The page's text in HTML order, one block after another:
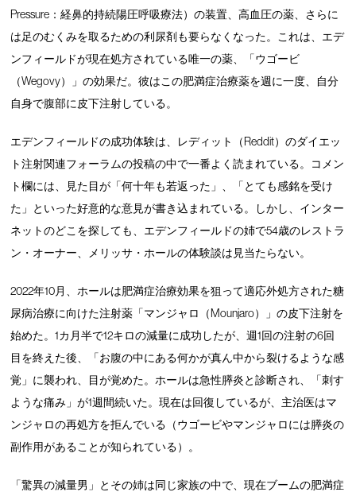
Pressure：経鼻的持続陽圧呼吸療法）の装置、高血圧の薬、さらに
は足のむくみを取るための利尿剤も要らなくなった。これは、エデ
ンフィールドが現在処方されている唯一の薬、「ウゴービ
（Wegovy）」の効果だ。彼はこの肥満症治療薬を週に一度、自分
自身で腹部に皮下注射している。
エデンフィールドの成功体験は、レディット（Reddit）のダイエッ
ト注射関連フォーラムの投稿の中で一番よく読まれている。コメン
ト欄には、見た目が「何十年も若返った」、「とても感銘を受け
た」といった好意的な意見が書き込まれている。しかし、インター
ネットのどこを探しても、エデンフィールドの姉で54歳のレストラ
ン・オーナー、メリッサ・ホールの体験談は見当たらない。
2022年10月、ホールは肥満症治療効果を狙って適応外処方された糖
尿病治療に向けた注射薬「マンジャロ（Mounjaro）」の皮下注射を
始めた。1カ月半で12キロの減量に成功したが、週1回の注射の6回
目を終えた後、「お腹の中にある何かが真ん中から裂けるような感
覚」に襲われ、目が覚めた。ホールは急性膵炎と診断され、「刺す
ような痛み」が1週間続いた。現在は回復しているが、主治医はマ
ンジャロの再処方を拒んでいる（ウゴービやマンジャロには膵炎の
副作用があることが知られている）。
「驚異の減量男」とその姉は同じ家族の中で、現在ブームの肥満症